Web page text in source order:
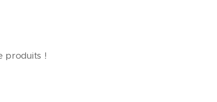
produits !